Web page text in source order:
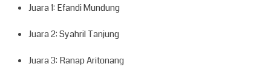
Juara 1: Efandi Mundung
Juara 2: Syahril Tanjung
Juara 3: Ranap Aritonang